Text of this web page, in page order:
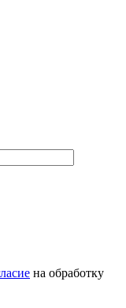
на обработку